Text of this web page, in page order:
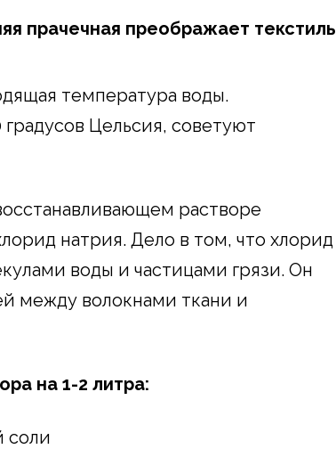
прачечная преображает текстиль
температура воды.
Цельсия, советуют
растворе
натрия. Дело в том, что хлорид
воды и частицами грязи. Он
между волокнами ткани и
на 1-2 литра:
соли